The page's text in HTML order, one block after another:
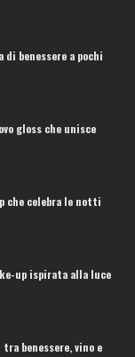
di benessere a pochi
gloss che unisce
che celebra le notti
up ispirata alla luce
benessere, vino e